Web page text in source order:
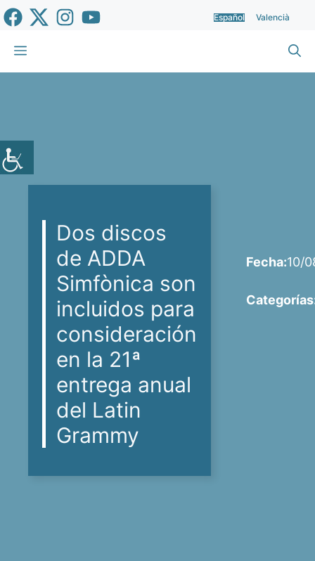
Saltar
al
contenido
Español Valencià
Menú
Dos discos
de ADDA
Simfònica son
incluidos para
consideración
en la 21ª
entrega anual
del Latin
Grammy
Fecha:10/